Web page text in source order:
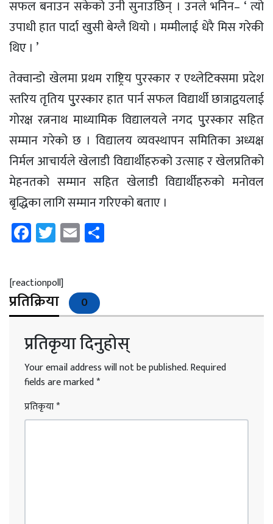
सफल बनाउन सकेको उनी सुनाउछिन् । उनले भनिन– ‘ त्यो
उपाधी हात पार्दा खुसी बेग्लै थियो । मम्मीलाई धेरै मिस गरेकी
थिए । ’
तेक्वान्डो खेलमा प्रथम राष्ट्रिय पुरस्कार र एथ्लेटिक्समा प्रदेश
स्तरिय तृतिय पुुरस्कार हात पार्न सफल विद्यार्थी छात्राद्वयलाई
गोरक्ष रत्ननाथ माध्यामिक विद्यालयले नगद पुुरस्कार सहित
सम्मान गरेको छ । विद्यालय व्यवस्थापन समितिका अध्यक्ष
निर्मल आचार्यले खेलाडी विद्यार्थीहरुको उत्साह र खेलप्रतिको
मेहनतको सम्मान सहित खेलाडी विद्यार्थीहरुको मनोवल
बृद्धिका लागि सम्मान गरिएको बताए ।
Facebook
Twitter
Email
[reactionpoll]
प्रतिक्रिया 0
प्रतिकृया दिनुहोस्
Your email address will not be published.Required
fields are marked*
प्रतिकृया*